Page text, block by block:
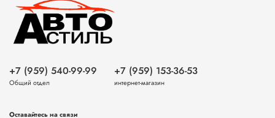
+7 (959) 540-99-99
Общий отдел
+7 (959) 153-36-53
интернет-магазин
Оставайтесь на связи